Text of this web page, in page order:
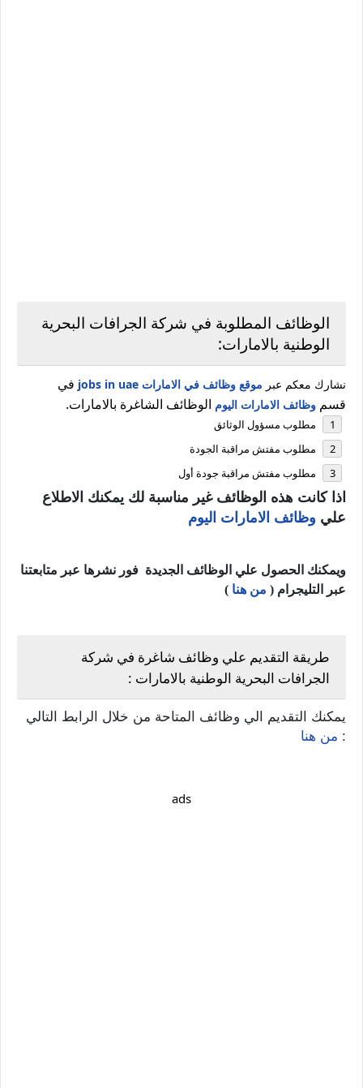
الوظائف المطلوبة في شركة الجرافات البحرية
الوطنية بالامارات:
نشارك معكم عبر موقع وظائف في الامارات jobs in uae
في
قسم وظائف الامارات اليوم الوظائف الشاغرة بالامارات.
مطلوب مسؤول الوثائق
مطلوب مفتش مراقبة الجودة
مطلوب مفتش مراقبة جودة أول
اذا كانت هذه الوظائف غير مناسبة لك يمكنك الاطلاع
علي وظائف الامارات اليوم
ويمكنك الحصول علي الوظائف الجديدة فور نشرها عبر متابعتنا
عبر التليجرام ( من هنا )
طريقة التقديم علي وظائف شاغرة في شركة
الجرافات البحرية الوطنية بالامارات :
يمكنك التقديم الي وظائف المتاحة من خلال الرابط التالي
: من هنا
ads